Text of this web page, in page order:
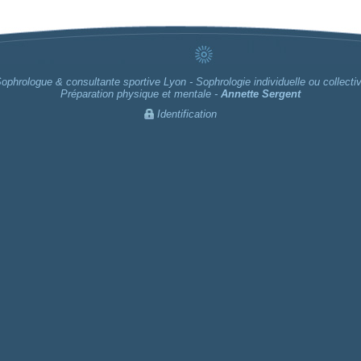
& consultante sportive Lyon - Sophrologie individuelle ou
Préparation physique et mentale - Annette Sergent
Identification